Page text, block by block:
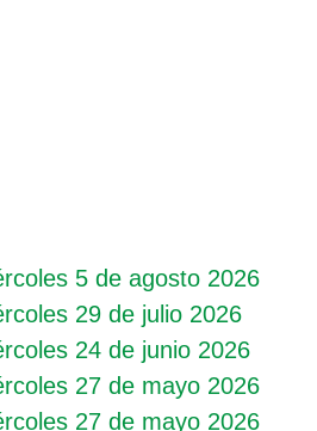
5 de agosto 2026
29 de julio 2026
24 de junio 2026
27 de mayo 2026
27 de mayo 2026